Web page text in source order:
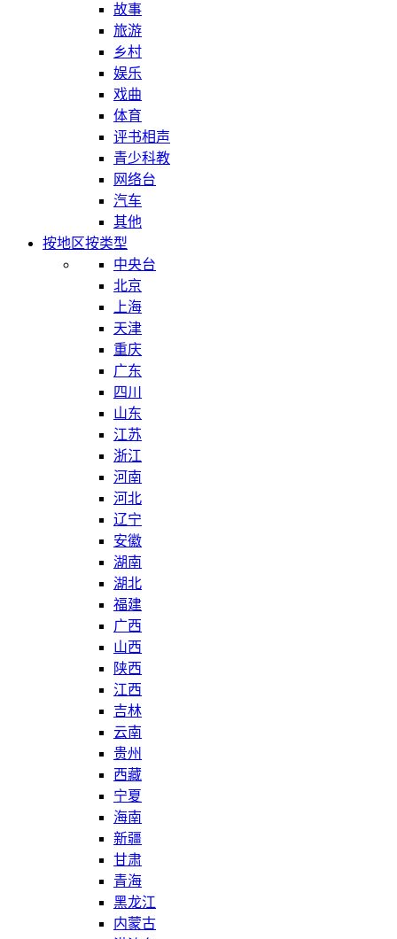
故事
旅游
乡村
娱乐
戏曲
体育
评书相声
青少科教
网络台
汽车
其他
按地区按类型
中央台
北京
上海
天津
重庆
广东
四川
山东
江苏
浙江
河南
河北
辽宁
安徽
湖南
湖北
福建
广西
山西
陕西
江西
吉林
云南
贵州
西藏
宁夏
海南
新疆
甘肃
青海
黑龙江
内蒙古